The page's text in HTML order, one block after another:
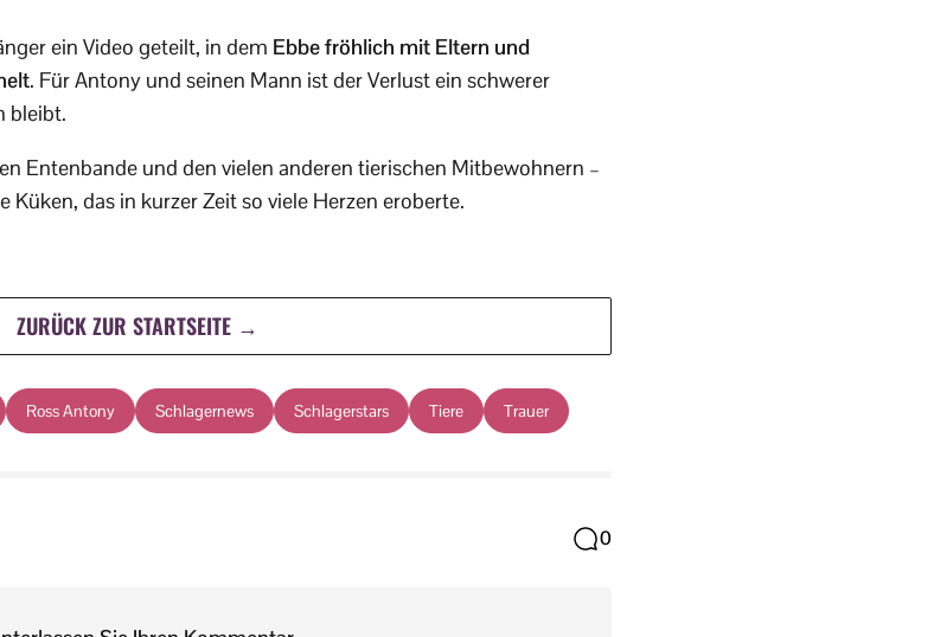
ein Video geteilt, in dem Ebbe fröhlich mit Eltern und
. Für Antony und seinen Mann ist der Verlust ein schwerer
bleibt.
Entenbande und den vielen anderen tierischen Mitbewohnern –
das in kurzer Zeit so viele Herzen eroberte.
ZURÜCK ZUR STARTSEITE →
Ross Antony Schlagernews Schlagerstars Tiere Trauer
0